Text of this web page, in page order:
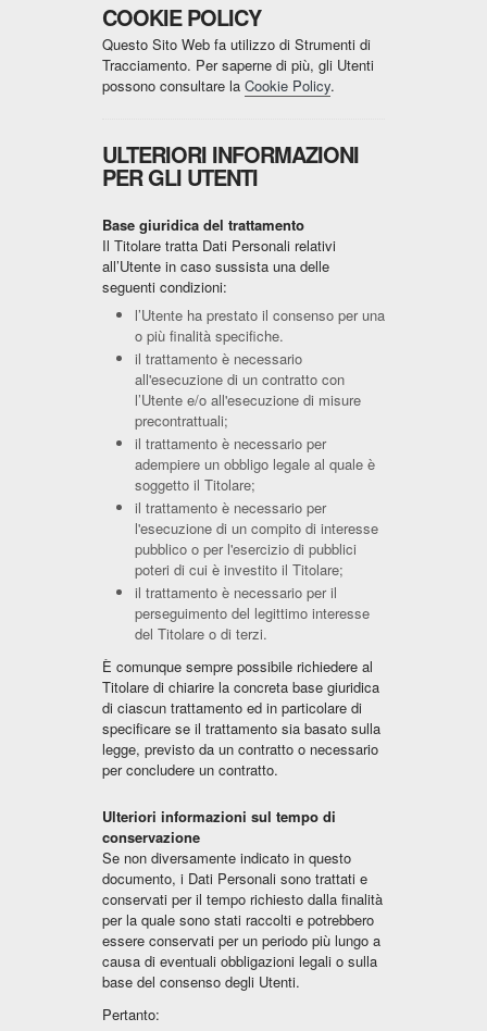
COOKIE POLICY
Questo Sito Web fa utilizzo di Strumenti di
Tracciamento. Per saperne di più, gli Utenti
possono consultare la Cookie Policy.
ULTERIORI INFORMAZIONI
PER GLI UTENTI
Base giuridica del trattamento
Il Titolare tratta Dati Personali relativi
all’Utente in caso sussista una delle
seguenti condizioni:
l’Utente ha prestato il consenso per una
o più finalità specifiche.
il trattamento è necessario
all'esecuzione di un contratto con
l’Utente e/o all'esecuzione di misure
precontrattuali;
il trattamento è necessario per
adempiere un obbligo legale al quale è
soggetto il Titolare;
il trattamento è necessario per
l'esecuzione di un compito di interesse
pubblico o per l'esercizio di pubblici
poteri di cui è investito il Titolare;
il trattamento è necessario per il
perseguimento del legittimo interesse
del Titolare o di terzi.
È comunque sempre possibile richiedere al
Titolare di chiarire la concreta base giuridica
di ciascun trattamento ed in particolare di
specificare se il trattamento sia basato sulla
legge, previsto da un contratto o necessario
per concludere un contratto.
Ulteriori informazioni sul tempo di
conservazione
Se non diversamente indicato in questo
documento, i Dati Personali sono trattati e
conservati per il tempo richiesto dalla finalità
per la quale sono stati raccolti e potrebbero
essere conservati per un periodo più lungo a
causa di eventuali obbligazioni legali o sulla
base del consenso degli Utenti.
Pertanto: